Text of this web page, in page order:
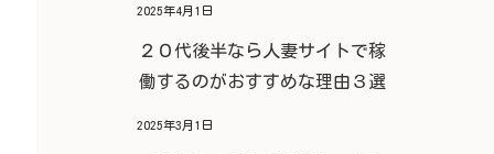
2025年4月1日
２０代後半なら人妻サイトで稼
働するのがおすすめな理由３選
2025年3月1日